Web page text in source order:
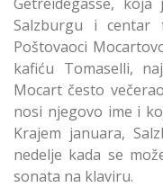
Salzburgu i centar
Poštovaoci
kafiću Tomaselli,
Mocart često
nosi njegovo ime i
Krajem januara,
nedelje kada se
sonata na klaviru.